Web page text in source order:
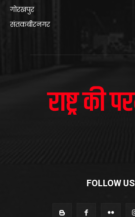
गोरखपुर
संतकबीरनगर
FOLLOW US